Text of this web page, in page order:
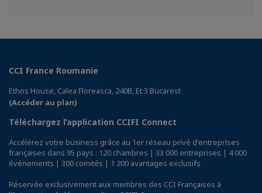
CCI France Roumanie
Ethos House, Calea Floreasca, 240B, Et 3 Bucarest
(Accéder au plan)
Téléchargez l’application CCIFI Connect
Accélérez votre business grâce au 1er réseau privé d'entreprises
françaises dans 95 pays : 120 chambres | 33 000 entreprises | 4 000
événements | 300 comités | 1 200 avantages exclusifs
Réservée exclusivement aux membres des CCI Françaises à